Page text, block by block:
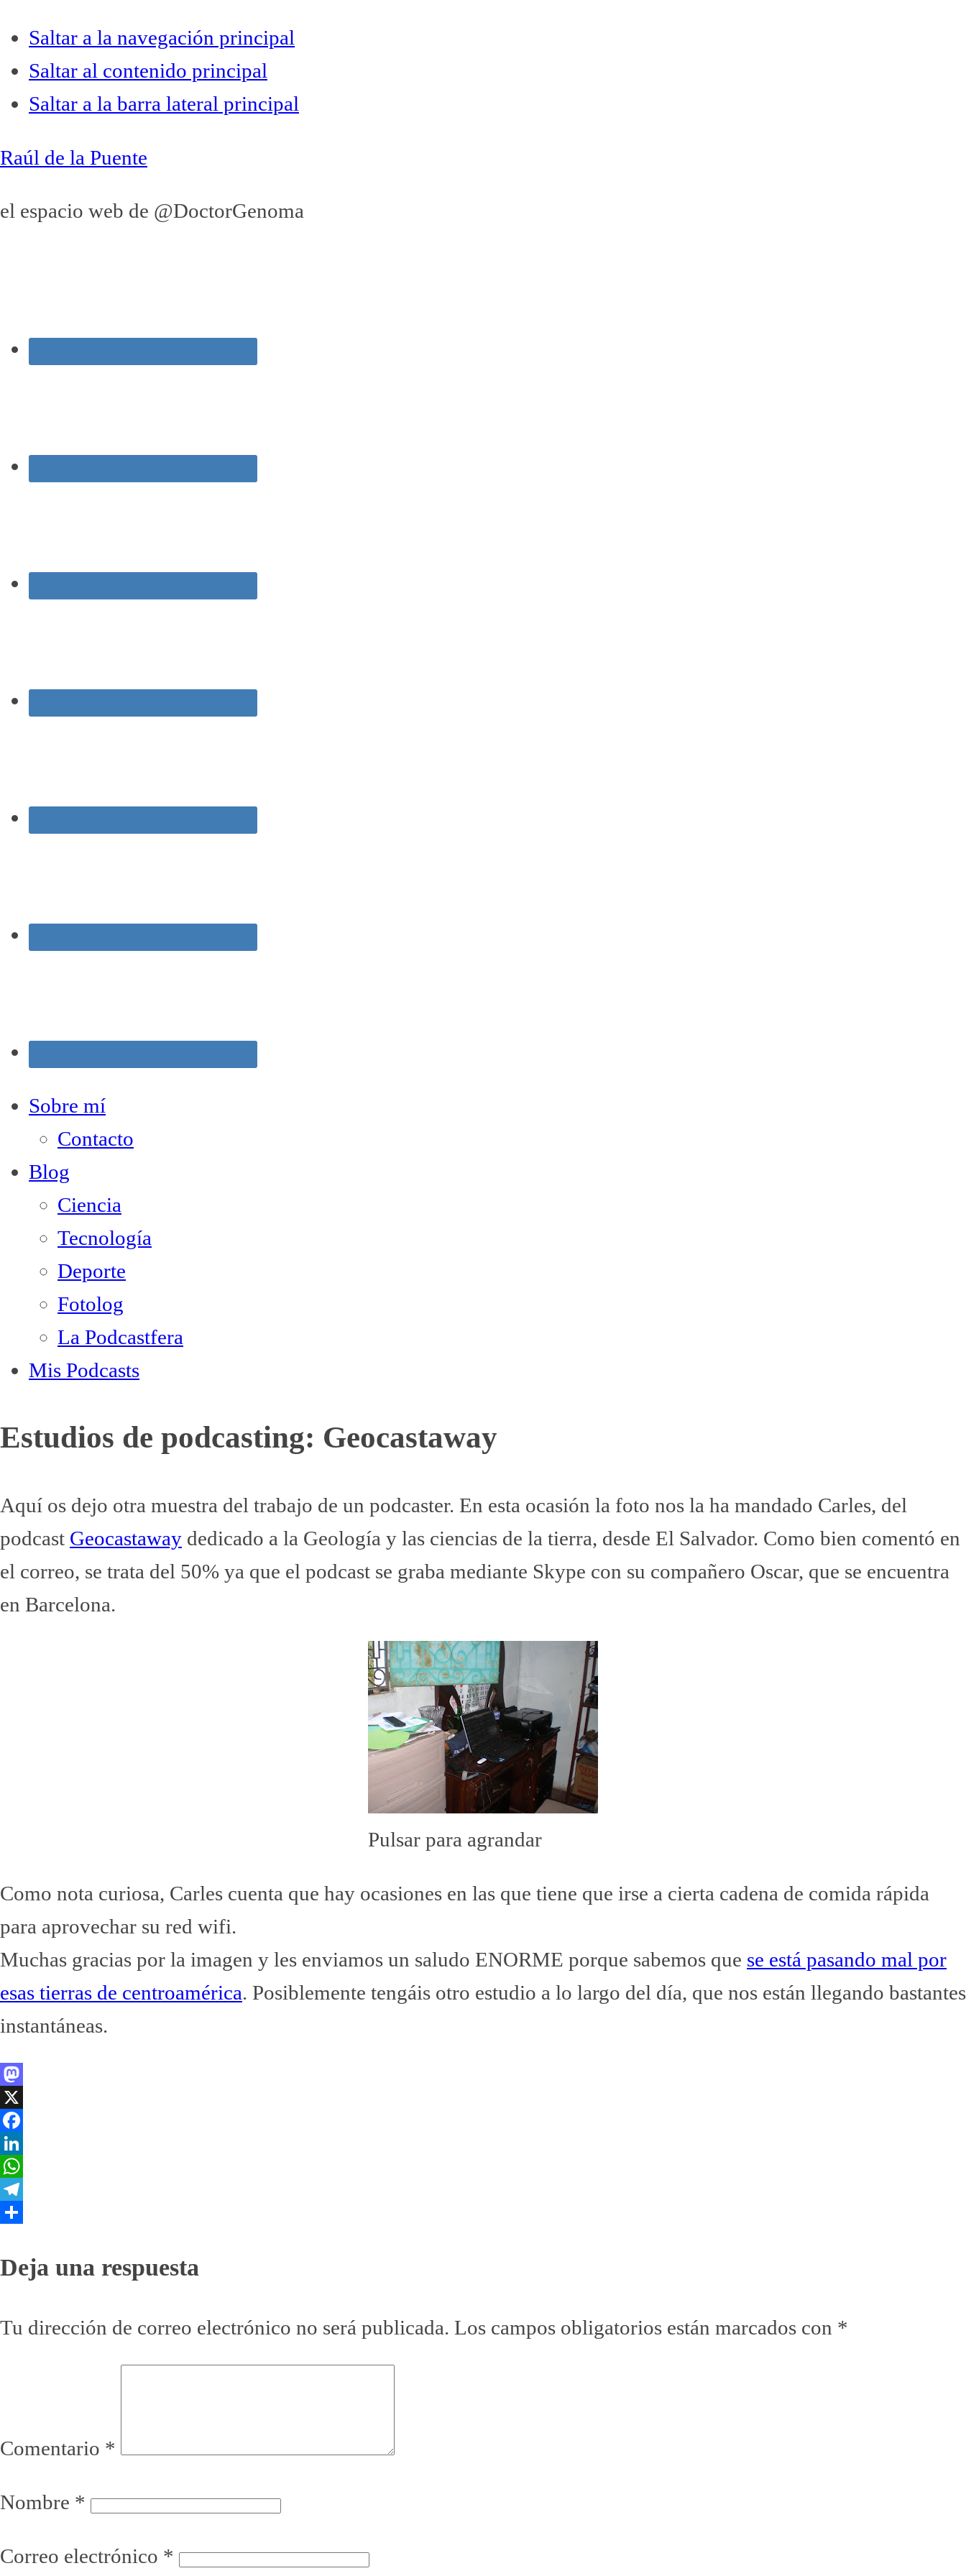
Saltar a la navegación principal
Saltar al contenido principal
Saltar a la barra lateral principal
Raúl de la Puente
el espacio web de @DoctorGenoma
Sobre mí
Contacto
Blog
Ciencia
Tecnología
Deporte
Fotolog
La Podcastfera
Mis Podcasts
Estudios de podcasting: Geocastaway
Aquí os dejo otra muestra del trabajo de un podcaster. En esta ocasión la foto nos la ha mandado Carles, del
podcast Geocastaway dedicado a la Geología y las ciencias de la tierra, desde El Salvador. Como bien comentó en
el correo, se trata del 50% ya que el podcast se graba mediante Skype con su compañero Oscar, que se encuentra
en Barcelona.
Pulsar para agrandar
Como nota curiosa, Carles cuenta que hay ocasiones en las que tiene que irse a cierta cadena de comida rápida
para aprovechar su red wifi.
Muchas gracias por la imagen y les enviamos un saludo ENORME porque sabemos que se está pasando mal por
esas tierras de centroamérica. Posiblemente tengáis otro estudio a lo largo del día, que nos están llegando bastantes
instantáneas.
Mastodon
X
Facebook
LinkedIn
WhatsApp
Telegram
Deja una respuesta
Tu dirección de correo electrónico no será publicada. Los campos obligatorios están marcados con *
Comentario *
Nombre *
Correo electrónico *